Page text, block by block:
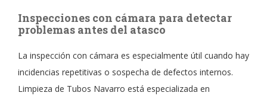
Inspecciones con cámara para detectar
problemas antes del atasco
La inspección con cámara es especialmente útil cuando hay
incidencias repetitivas o sospecha de defectos internos.
Limpieza de Tubos Navarro está especializada en